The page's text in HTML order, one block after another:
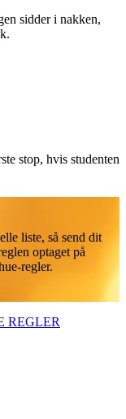
sidder i nakken,
stop, hvis studenten
liste, så send dit
optaget på
regler.
REGLER